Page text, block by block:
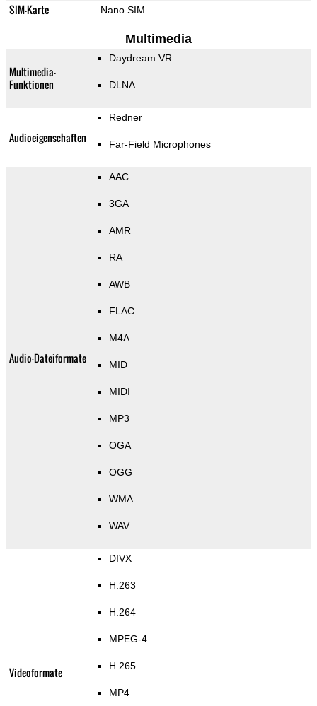
SIM-Karte Nano SIM
Multimedia
Multimedia-
Funktionen
Daydream VR
DLNA
Audioeigenschaften
Redner
Far-Field Microphones
Audio-Dateiformate
AAC
3GA
AMR
RA
AWB
FLAC
M4A
MID
MIDI
MP3
OGA
OGG
WMA
WAV
Videoformate
DIVX
H.263
H.264
MPEG-4
H.265
MP4